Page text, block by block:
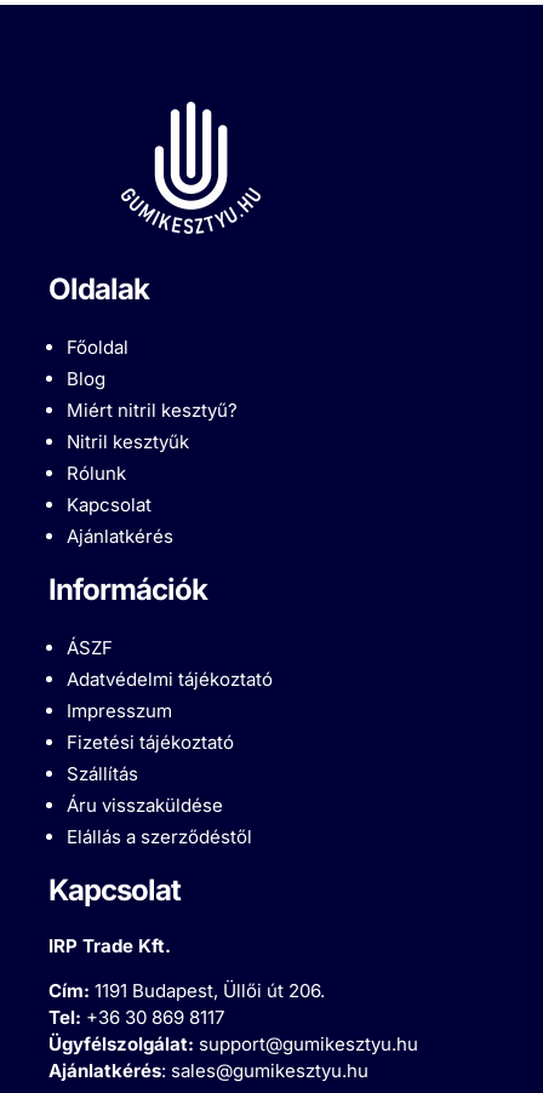
Oldalak
Főoldal
Blog
Miért nitril kesztyű?
Nitril kesztyűk
Rólunk
Kapcsolat
Ajánlatkérés
Információk
ÁSZF
Adatvédelmi tájékoztató
Impresszum
Fizetési tájékoztató
Szállítás
Áru visszaküldése
Elállás a szerződéstől
Kapcsolat
IRP Trade Kft.
Cím:1191 Budapest, Üllői út 206.
Tel: +36 30 869 8117
Ügyfélszolgálat: support@gumikesztyu.hu
Ajánlatkérés: sales@gumikesztyu.hu